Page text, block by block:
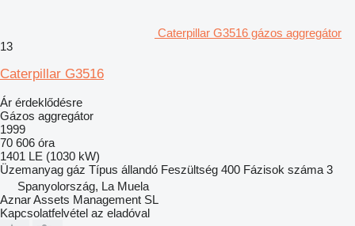
Caterpillar G3516 gázos aggregátor
13
Caterpillar G3516
Ár érdeklődésre
Gázos aggregátor
1999
70 606 óra
1401 LE (1030 kW)
Üzemanyag gáz Típus állandó Feszültség 400 Fázisok száma 3
Spanyolország, La Muela
Aznar Assets Management SL
Kapcsolatfelvétel az eladóval